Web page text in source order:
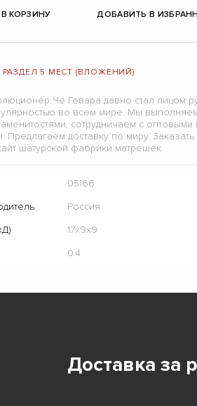
КОРЗИНУ ДОБАВИТЬ В
РАЗДЕЛ 5 МЕСТ (ВЛОЖЕНИЙ)
Че Гевара давно стал лицом
во всем мире. Мы
сотрудничаем с
Предлагаем доставку по миру.
шатурской фабрики матрешек.
05166
Россия
17х9х9
0.4
Доставка за